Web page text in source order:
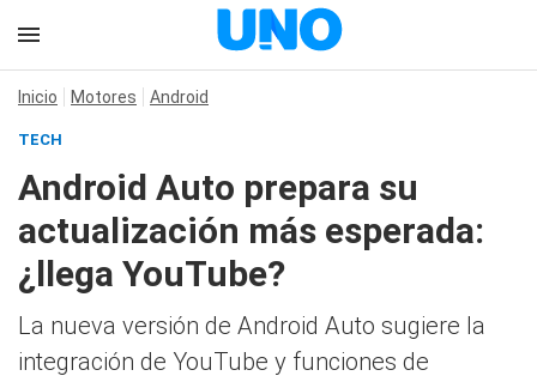
Inicio Motores Android
TECH
Android Auto prepara su
actualización más esperada:
¿llega YouTube?
La nueva versión de Android Auto sugiere la
integración de YouTube y funciones de